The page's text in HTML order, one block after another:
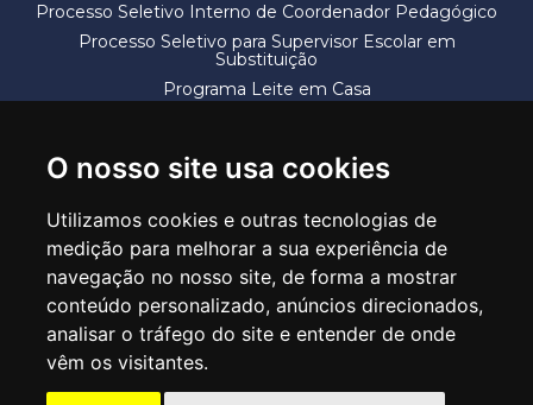
O nosso site usa cookies
Utilizamos cookies e outras tecnologias de
medição para melhorar a sua experiência de
navegação no nosso site, de forma a mostrar
conteúdo personalizado, anúncios direcionados,
analisar o tráfego do site e entender de onde
vêm os visitantes.
Processo Seletivo Interno de Coordenador Pedagógico
Processo Seletivo para Supervisor Escolar em
Substituição
Programa Leite em Casa
SECRETARIA DE EDUCAÇÃO
Rua Claudino Barbosa, 313 - Macedo - Guarulhos/SP CEP 07113-040
Central de Atendimento: *55 11 2475-7300